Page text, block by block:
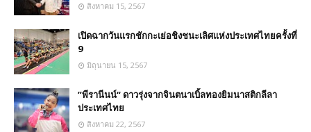
สิงหาคม 15, 2567
เปิดฉากวันแรกชักกะเย่อชิงชนะเลิศแห่งประเทศไทยครั้งที่
9
มิถุนายน 15, 2567
”พีรานีนน์“​ ดาวรุ่งจากจินตนาเบิ้ลทองยิมนาสติกลีลา
ประเทศไทย
สิงหาคม 22, 2567